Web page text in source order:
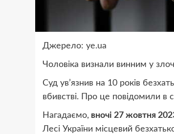
Джерело: ye.ua
Чоловіка визнали винним у
Суд ув’язнив на 10 років
вбивстві. Про це повідомили в
Нагадаємо, вночі 27 жовтня
Лесі України місцевий